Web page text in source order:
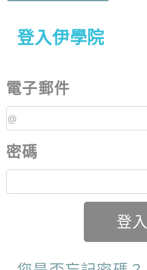
登入伊學院
電子郵件
密碼
登入